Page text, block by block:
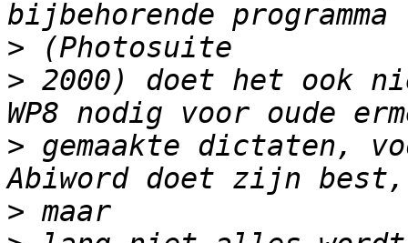
>
> 2000) doet het ook
> gemaakte dictaten,
>